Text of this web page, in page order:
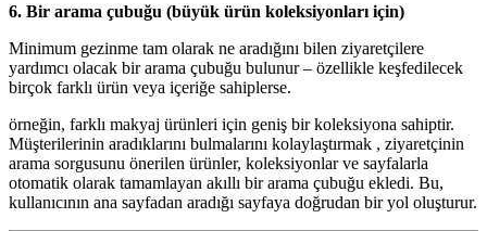
6. Bir arama çubuğu (büyük ürün koleksiyonları için)
Minimum gezinme tam olarak ne aradığını bilen ziyaretçilere
yardımcı olacak bir arama çubuğu bulunur – özellikle keşfedilecek
birçok farklı ürün veya içeriğe sahiplerse.
örneğin, farklı makyaj ürünleri için geniş bir koleksiyona sahiptir.
Müşterilerinin aradıklarını bulmalarını kolaylaştırmak , ziyaretçinin
arama sorgusunu önerilen ürünler, koleksiyonlar ve sayfalarla
otomatik olarak tamamlayan akıllı bir arama çubuğu ekledi. Bu,
kullanıcının ana sayfadan aradığı sayfaya doğrudan bir yol oluşturur.